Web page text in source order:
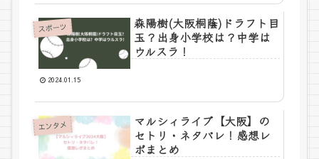
スポーツ
森陽樹(大阪桐蔭)ドラフト目
玉？出身小学校は？中学は
ウルスラ！
2024.01.15
エンタメ
マルシィライブ【大阪】の
セトリ・ネタバレ！感想レ
ポまとめ